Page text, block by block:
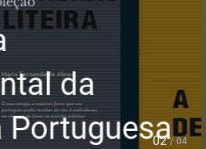
livros na coleção
Vidas
02/ 04